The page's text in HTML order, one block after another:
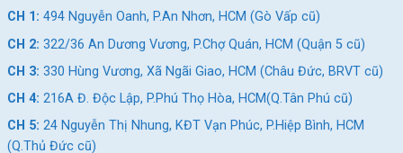
Dòng xe đạp thể thao Liv
Liv là 1 nhánh của thương hiệu Giant – đây là một thương hiệu
được tạo ra nhằm đem đến các sản phẩm xe đạp dành cho
phụ nữ. Các mẫu xe được thiết kế phù hợp với sở thích cũng
như đặc điểm dáng người của phái nữ Châu Á. Mang phong
cách tinh tế và hiện đại. Mỗi đường nét của xe điều được thiết
kế một cách tỉ mỉ để giúp tôn lên vẻ đẹp của phái nữ một cách
CH 1: 494 Nguyễn Oanh, P.An Nhơn, HCM (Gò Vấp cũ)
CH 2: 322/36 An Dương Vương, P.Chợ Quán, HCM (Quận 5 cũ)
CH 3: 330 Hùng Vương, Xã Ngãi Giao, HCM (Châu Đức, BRVT cũ)
CH 4: 216A Đ. Độc Lập, P.Phú Thọ Hòa, HCM(Q.Tân Phú cũ)
CH 5: 24 Nguyễn Thị Nhung, KĐT Vạn Phúc, P.Hiệp Bình, HCM
(Q.Thủ Đức cũ)